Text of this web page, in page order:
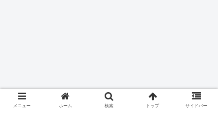
メニュー ホーム 検索 トップ サイドバー